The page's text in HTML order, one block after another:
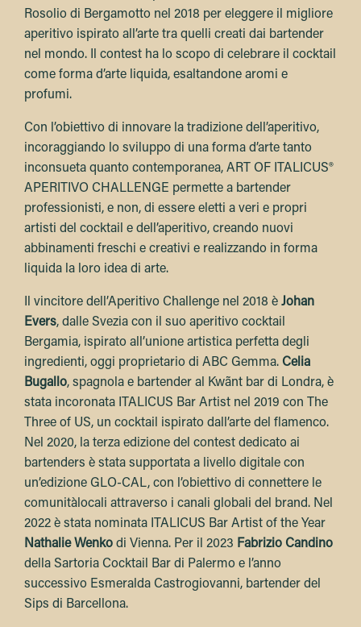
Rosolio di Bergamotto nel 2018 per eleggere il migliore
aperitivo ispirato all’arte tra quelli creati dai bartender
nel mondo. Il contest ha lo scopo di celebrare il cocktail
come forma d’arte liquida, esaltandone aromi e
profumi.
Con l’obiettivo di innovare la tradizione dell’aperitivo,
incoraggiando lo sviluppo di una forma d’arte tanto
inconsueta quanto contemporanea, ART OF ITALICUS®
APERITIVO CHALLENGE permette a bartender
professionisti, e non, di essere eletti a veri e propri
artisti del cocktail e dell’aperitivo, creando nuovi
abbinamenti freschi e creativi e realizzando in forma
liquida la loro idea di arte.
Il vincitore dell’Aperitivo Challenge nel 2018 è Johan
Evers, dalle Svezia con il suo aperitivo cocktail
Bergamia, ispirato all’unione artistica perfetta degli
ingredienti, oggi proprietario di ABC Gemma. Celia
Bugallo, spagnola e bartender al Kwãnt bar di Londra, è
stata incoronata ITALICUS Bar Artist nel 2019 con The
Three of US, un cocktail ispirato dall’arte del flamenco.
Nel 2020, la terza edizione del contest dedicato ai
bartenders è stata supportata a livello digitale con
un’edizione GLO-CAL, con l’obiettivo di connettere le
comunitàlocali attraverso i canali globali del brand. Nel
2022 è stata nominata ITALICUS Bar Artist of the Year
Nathalie Wenko di Vienna. Per il 2023 Fabrizio Candino
della Sartoria Cocktail Bar di Palermo e l’anno
successivo Esmeralda Castrogiovanni, bartender del
Sips di Barcellona.